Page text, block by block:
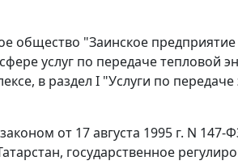
общество "Заинское предприятие
услуг по передаче тепловой
в раздел I "Услуги по
от 17 августа 1995 г. N
государственное